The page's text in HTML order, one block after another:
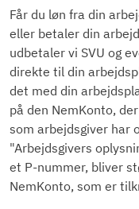
Får du løn fra din
eller betaler din
udbetaler vi SVU og
direkte til din
det med din
på den NemKonto,
som arbejdsgiver har
"Arbejdsgivers
et P-nummer, bliver
NemKonto, som er